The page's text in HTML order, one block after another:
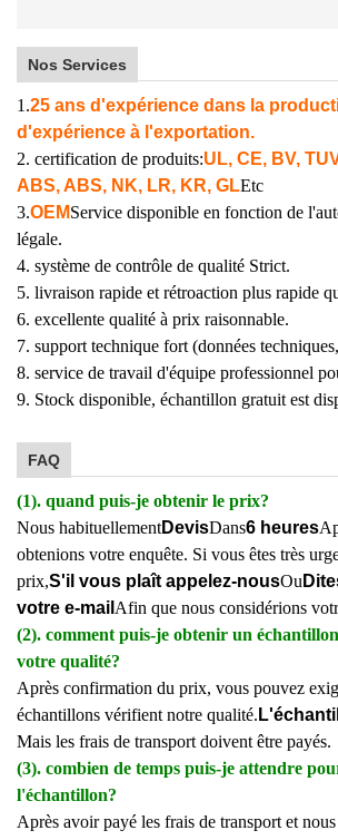
Nos Services
1.25 ans d'expérience dans la
d'expérience à l'exportation.
2. certification de produits:UL, CE, BV,
ABS, ABS, NK, LR, KR, GLEtc
3.OEMService disponible en fonction de
légale.
4. système de contrôle de qualité Strict.
5. livraison rapide et rétroaction plus rapide
6. excellente qualité à prix raisonnable.
7. support technique fort (données
8. service de travail d'équipe professionnel
9. Stock disponible, échantillon gratuit est
FAQ
(1). quand puis-je obtenir le prix?
Nous habituellementDevisDans6 heures
obtenions votre enquête. Si vous êtes très
prix,S'il vous plaît appelez-nousOu
votre e-mail Afin que nous considérions
(2). comment puis-je obtenir un
votre qualité?
Après confirmation du prix, vous pouvez
échantillons vérifient notre qualité.
Mais les frais de transport doivent être payés.
(3). combien de temps puis-je attendre
l'échantillon?
Après avoir payé les frais de transport et